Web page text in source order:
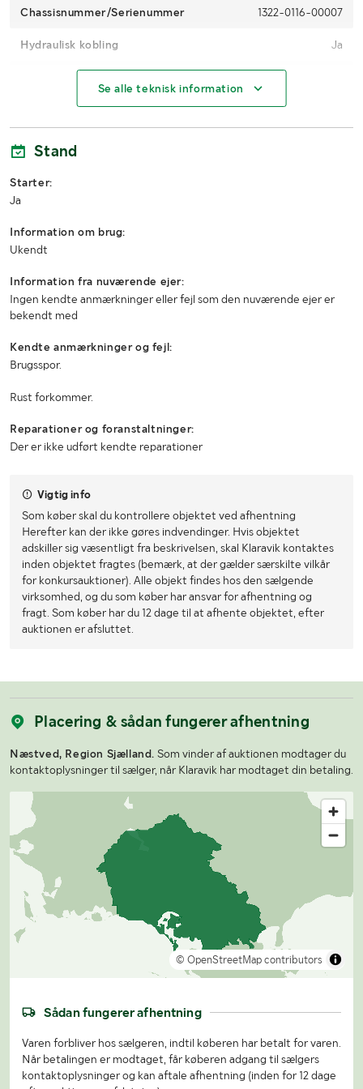
Chassisnummer/Serienummer 1322-0116-00007
Hydraulisk kobling Ja
Bredde
Højde
Arbejdsbredde
Transportbredde
Se alle teknisk information
Stand
Starter:
Ja
Information om brug:
Ukendt
Information fra nuværende ejer:
Ingen kendte anmærkninger eller fejl som den nuværende ejer er
bekendt med
Kendte anmærkninger og fejl:
Brugsspor.
Rust forkommer.
Reparationer og foranstaltninger:
Der er ikke udført kendte reparationer
Vigtig info
Som køber skal du kontrollere objektet ved afhentning
Herefter kan der ikke gøres indvendinger. Hvis objektet
adskiller sig væsentligt fra beskrivelsen, skal Klaravik kontaktes
inden objektet fragtes (bemærk, at der gælder særskilte vilkår
for konkursauktioner). Alle objekt findes hos den sælgende
virksomhed, og du som køber har ansvar for afhentning og
fragt. Som køber har du 12 dage til at afhente objektet, efter
auktionen er afsluttet.
Placering & sådan fungerer afhentning
Næstved, Region Sjælland. Som vinder af auktionen modtager du
kontaktoplysninger til sælger, når Klaravik har modtaget din betaling.
© OpenStreetMap contributors
Sådan fungerer afhentning
Varen forbliver hos sælgeren, indtil køberen har betalt for varen.
Når betalingen er modtaget, får køberen adgang til sælgers
kontaktoplysninger og kan aftale afhentning (inden for 12 dage